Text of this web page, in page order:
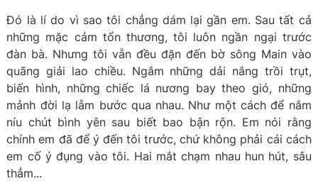
Đó là lí do vì sao tôi chẳng dám lại gần em. Sau tất cả
những mặc cảm tổn thương, tôi luôn ngần ngại trước
đàn bà. Nhưng tôi vẫn đều đặn đến bờ sông Main vào
quãng giải lao chiều. Ngắm những dải nắng trồi trụt,
biến hình, những chiếc lá nương bay theo gió, những
mảnh đời lạ lẫm bước qua nhau. Như một cách để nắm
níu chút bình yên sau biết bao bận rộn. Em nói rằng
chính em đã để ý đến tôi trước, chứ không phải cái cách
em cố ý đụng vào tôi. Hai mắt chạm nhau hun hút, sâu
thẳm...